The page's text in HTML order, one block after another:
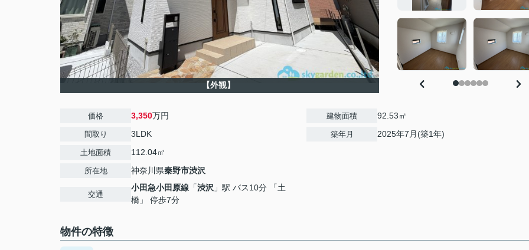
【外観】
価格 3,350万円
間取り 3LDK
土地面積 112.04㎡
所在地 神奈川県秦野市渋沢
交通
小田急小田原線 「渋沢 」駅 バス10分 「土
橋」 停歩7分
建物面積 92.53㎡
築年月 2025年7月(築1年)
物件の特徴